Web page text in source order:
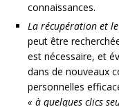
connaissances.
La récupération et
peut être
est nécessaire, et
dans de nouveaux
personnelles
« à quelques clics